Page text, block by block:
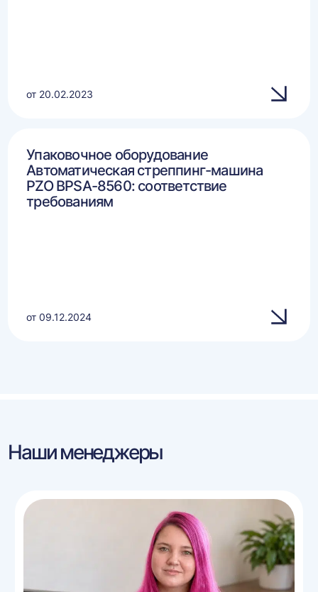
от 20.02.2023
Упаковочное оборудование
Автоматическая стреппинг-машина
PZO BPSA-8560: соответствие
требованиям
от 09.12.2024
Наши менеджеры